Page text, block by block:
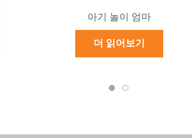
아기 놀이 엄마
더 읽어보기